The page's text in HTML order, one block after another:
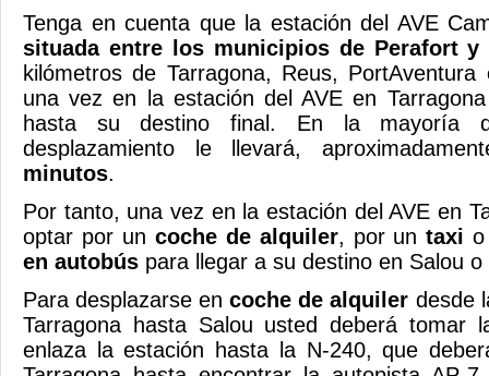
Tenga en cuenta que la estación del AVE
situada entre los municipios de Perafort y
kilómetros de Tarragona, Reus,
una vez en la estación del AVE en
hasta su destino final. En la mayoría
desplazamiento le llevará,
minutos.
Por tanto, una vez en la estación del AVE en
optar por un coche de alquiler, por untaxi
en autobús para llegar a su destino en Salou
Para desplazarse encoche de alquiler desde
Tarragona hasta Salou usted deberá tomar
enlaza la estación hasta la N-240, que